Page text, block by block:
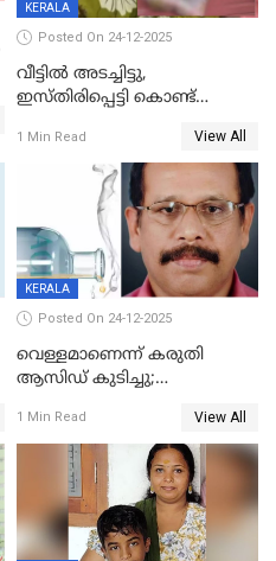
KERALA
Posted On 24-12-2025
വീട്ടിൽ അടച്ചിട്ടു,
ഇസ്തിരിപ്പെട്ടി കൊണ്ട്
ഗർഭിണിയായ യുവതിക്ക് ക്രൂര
1 Min Read View All
KERALA
Posted On 24-12-2025
വെള്ളമാണെന്ന് കരുതി
ആസിഡ് കുടിച്ചു;
മരിച്ചു
1 Min Read View All